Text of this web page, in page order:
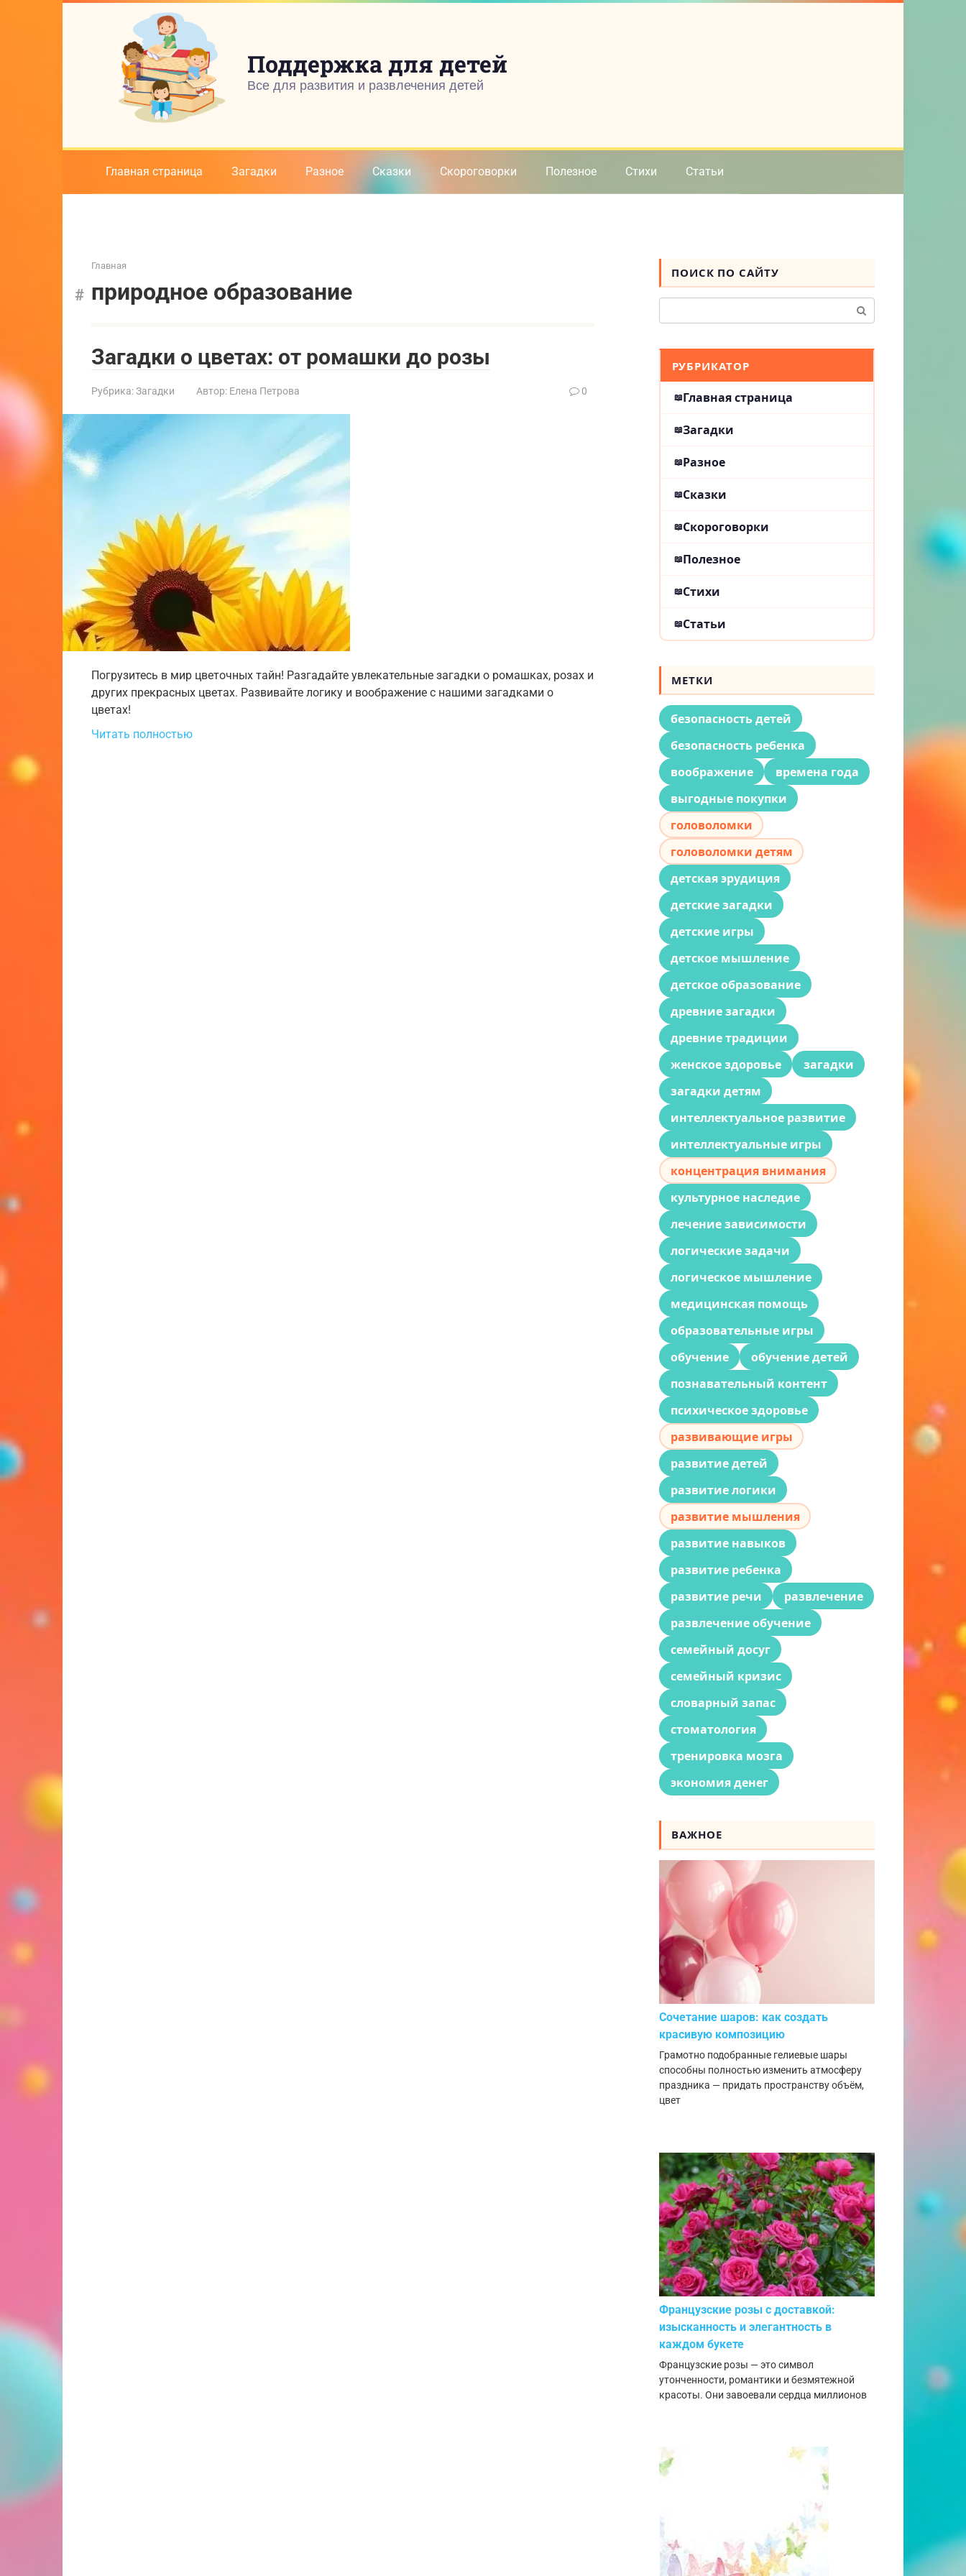
Поддержка для детей
Все для развития и развлечения детей
Главная страница Загадки Разное Сказки Скороговорки Полезное Стихи Статьи
Главная
природное образование
Загадки о цветах: от ромашки до розы
Рубрика:Загадки Автор: Елена Петрова 0
Погрузитесь в мир цветочных тайн! Разгадайте увлекательные загадки о ромашках, розах и
других прекрасных цветах. Развивайте логику и воображение с нашими загадками о
цветах!
Читать полностью
ПОИСК ПО САЙТУ
РУБРИКАТОР
Главная страница
Загадки
Разное
Сказки
Скороговорки
Полезное
Стихи
Статьи
МЕТКИ
безопасность детей
безопасность ребенка
воображение
времена года
выгодные покупки
головоломки
головоломки детям
детская эрудиция
детские загадки
детские игры
детское мышление
детское образование
древние загадки
древние традиции
женское здоровье
загадки
загадки детям
интеллектуальное развитие
интеллектуальные игры
концентрация внимания
культурное наследие
лечение зависимости
логические задачи
логическое мышление
медицинская помощь
образовательные игры
обучение
обучение детей
познавательный контент
психическое здоровье
развивающие игры
развитие детей
развитие логики
развитие мышления
развитие навыков
развитие ребенка
развитие речи
развлечение
развлечение обучение
семейный досуг
семейный кризис
словарный запас
стоматология
тренировка мозга
экономия денег
ВАЖНОЕ
Сочетание шаров: как создать
красивую композицию
Грамотно подобранные гелиевые шары
способны полностью изменить атмосферу
праздника — придать пространству объём,
цвет
Французские розы с доставкой:
изысканность и элегантность в
каждом букете
Французские розы — это символ
утонченности, романтики и безмятежной
красоты. Они завоевали сердца миллионов